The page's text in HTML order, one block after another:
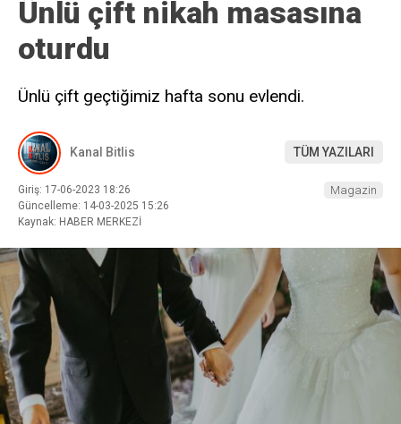
Ünlü çift nikah masasına
oturdu
Ünlü çift geçtiğimiz hafta sonu evlendi.
Kanal Bitlis TÜM YAZILARI
Giriş: 17-06-2023 18:26
Güncelleme: 14-03-2025 15:26
Kaynak: HABER MERKEZİ
Magazin